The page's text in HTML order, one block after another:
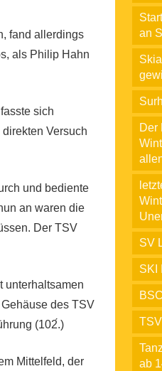
fand allerdings
als Philip Hahn
sich
Versuch
und bediente
an waren die
Der TSV
unterhaltsamen
des TSV
(102́.)
Mittelfeld, der
an
Der
SV
SKI
ab